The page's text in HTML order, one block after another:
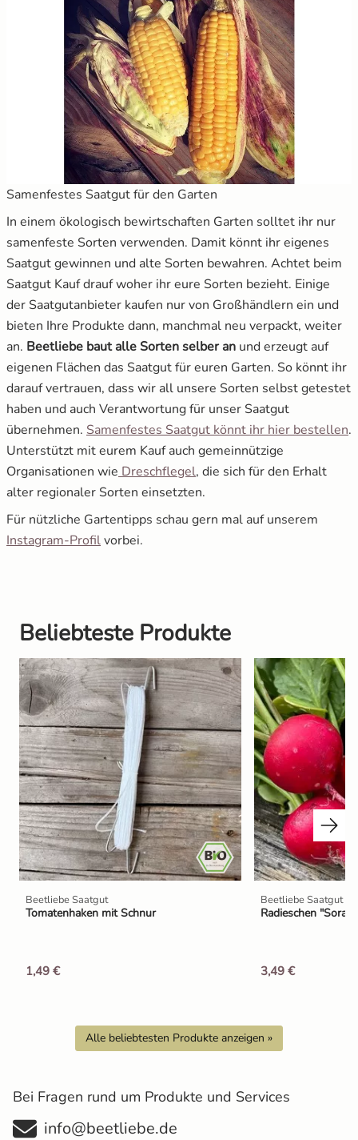
Samenfestes Saatgut für den Garten
In einem ökologisch bewirtschaften Garten solltet ihr nur
samenfeste Sorten verwenden. Damit könnt ihr eigenes
Saatgut gewinnen und alte Sorten bewahren. Achtet beim
Saatgut Kauf drauf woher ihr eure Sorten bezieht. Einige
der Saatgutanbieter kaufen nur von Großhändlern ein und
bieten Ihre Produkte dann, manchmal neu verpackt, weiter
an. Beetliebe baut alle Sorten selber an und erzeugt auf
eigenen Flächen das Saatgut für euren Garten. So könnt ihr
darauf vertrauen, dass wir all unsere Sorten selbst getestet
haben und auch Verantwortung für unser Saatgut
übernehmen. Samenfestes Saatgut könnt ihr hier bestellen.
Unterstützt mit eurem Kauf auch gemeinnützige
Organisationen wie Dreschflegel, die sich für den Erhalt
alter regionaler Sorten einsetzten.
Für nützliche Gartentipps schau gern mal auf unserem
Instagram-Profilvorbei.
Beliebteste Produkte
Beetliebe Saatgut
Tomatenhaken mit Schnur
1,49 €
Beetliebe Saatgut
Radieschen "Sora"
3,49 €
Alle beliebtesten Produkte anzeigen »
Bei Fragen rund um Produkte und Services
info@beetliebe.de